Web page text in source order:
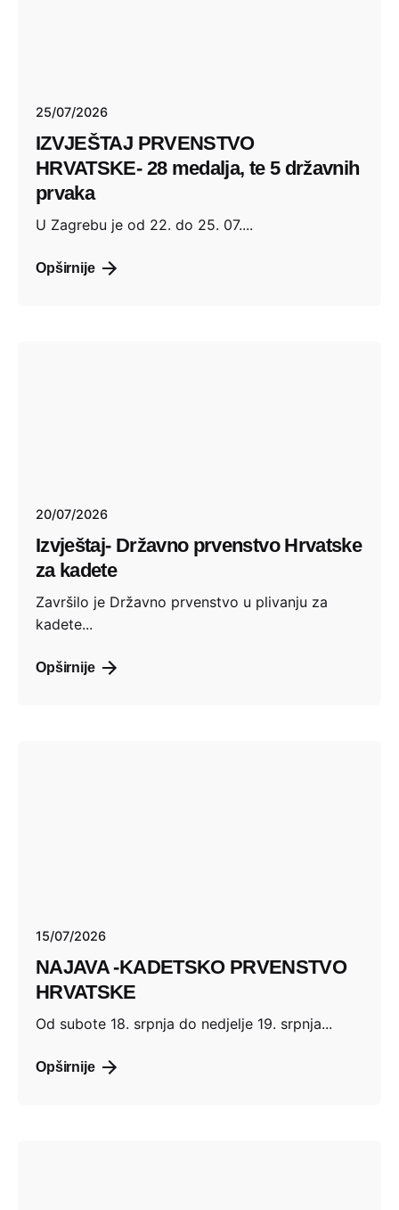
25/07/2026
IZVJEŠTAJ PRVENSTVO
HRVATSKE- 28 medalja, te 5 državnih
prvaka
U Zagrebu je od 22. do 25. 07....
Opširnije
20/07/2026
Izvještaj- Državno prvenstvo Hrvatske
za kadete
​Završilo je Državno prvenstvo u plivanju za
kadete...
Opširnije
15/07/2026
NAJAVA -KADETSKO PRVENSTVO
HRVATSKE
Od subote 18. srpnja do nedjelje 19. srpnja...
Opširnije